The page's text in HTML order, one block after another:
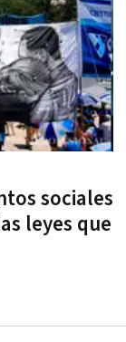
sociales
leyes que